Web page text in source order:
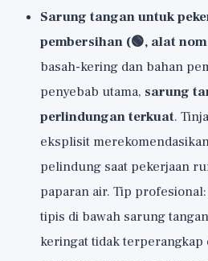
Sarung tangan untuk
pembersihan (🟢, alat
basah-kering dan bahan
penyebab utama, sarung
perlindungan terkuat.
eksplisit
pelindung saat pekerjaan
paparan air. Tip
tipis di bawah sarung
keringat tidak terperangkap